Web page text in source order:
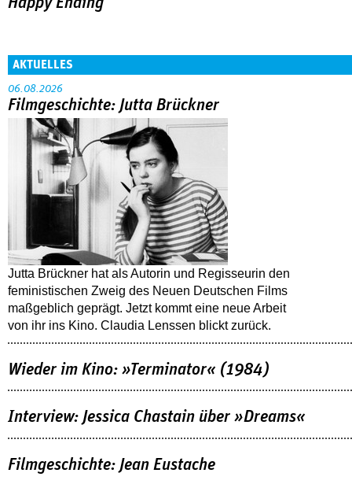
AKTUELLES
06.08.2026
Filmgeschichte: Jutta Brückner
Jutta Brückner hat als Autorin und Regisseurin den
feministischen Zweig des Neuen Deutschen Films
maßgeblich geprägt. Jetzt kommt eine neue Arbeit
von ihr ins Kino. Claudia Lenssen blickt zurück.
Wieder im Kino: »Terminator« (1984)
Interview: Jessica Chastain über »Dreams«
Filmgeschichte: Jean Eustache